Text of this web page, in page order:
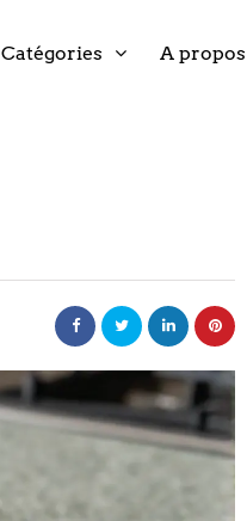
Catégories A propos